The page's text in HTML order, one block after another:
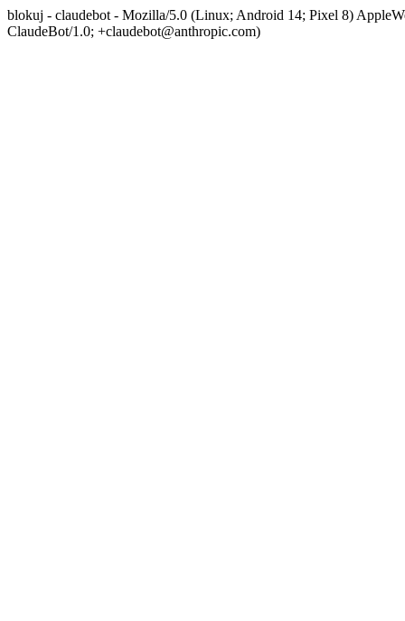
blokuj - claudebot - Mozilla/5.0 (Linux; Android 14; Pixel 8)
ClaudeBot/1.0; +claudebot@anthropic.com)